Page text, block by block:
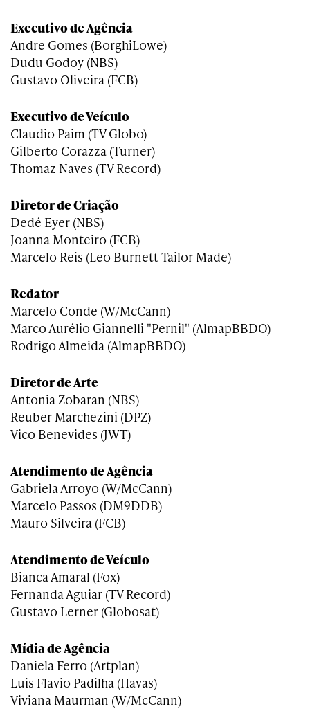
Executivo de Agência
Andre Gomes (BorghiLowe)
Dudu Godoy (NBS)
Gustavo Oliveira (FCB)
Executivo de Veículo
Claudio Paim (TV Globo)
Gilberto Corazza (Turner)
Thomaz Naves (TV Record)
Diretor de Criação
Dedé Eyer (NBS)
Joanna Monteiro (FCB)
Marcelo Reis (Leo Burnett Tailor Made)
Redator
Marcelo Conde (W/McCann)
Marco Aurélio Giannelli "Pernil" (AlmapBBDO)
Rodrigo Almeida (AlmapBBDO)
Diretor de Arte
Antonia Zobaran (NBS)
Reuber Marchezini (DPZ)
Vico Benevides (JWT)
Atendimento de Agência
Gabriela Arroyo (W/McCann)
Marcelo Passos (DM9DDB)
Mauro Silveira (FCB)
Atendimento de Veículo
Bianca Amaral (Fox)
Fernanda Aguiar (TV Record)
Gustavo Lerner (Globosat)
Mídia de Agência
Daniela Ferro (Artplan)
Luis Flavio Padilha (Havas)
Viviana Maurman (W/McCann)